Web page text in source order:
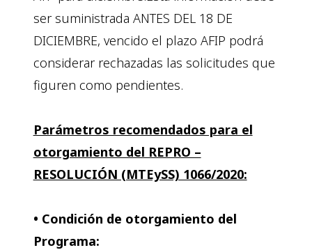
ser suministrada ANTES DEL 18 DE
DICIEMBRE, vencido el plazo AFIP podrá
considerar rechazadas las solicitudes que
figuren como pendientes.
Parámetros recomendados para el
otorgamiento del REPRO –
RESOLUCIÓN (MTEySS) 1066/2020:
• Condición de otorgamiento del
Programa: